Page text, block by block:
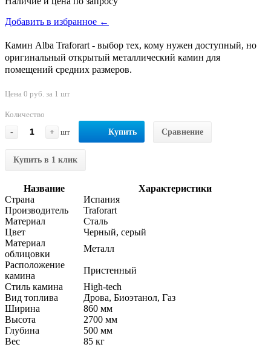
Добавить в избранное ←
Камин Alba Traforart - выбор тех, кому нужен доступный, но
оригинальный открытый металлический камин для
помещений средних размеров.
Цена 0 руб. за 1 шт
Количество
-
+ шт Купить Сравнение
Купить в 1 клик
Название
Характеристики
Страна
Испания
Производитель
Traforart
Материал
Сталь
Цвет
Черный, серый
Материал
облицовки
Металл
Расположение
камина
Пристенный
Стиль камина
High-tech
Вид топлива
Дрова, Биоэтанол, Газ
Ширина
860 мм
Высота
2700 мм
Глубина
500 мм
Вес
85 кг